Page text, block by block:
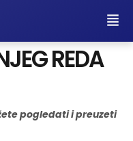
REDA
pogledati i preuzeti